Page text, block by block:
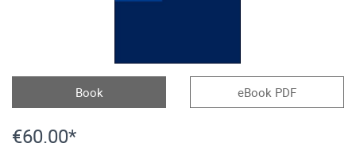
Book eBook PDF
€60.00*